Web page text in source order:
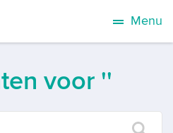
Menu
voor ''